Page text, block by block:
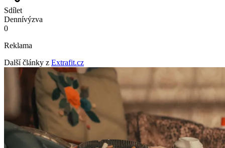
Sdílet
Dennívýzva
0
Reklama
Další články z Extrafit.cz